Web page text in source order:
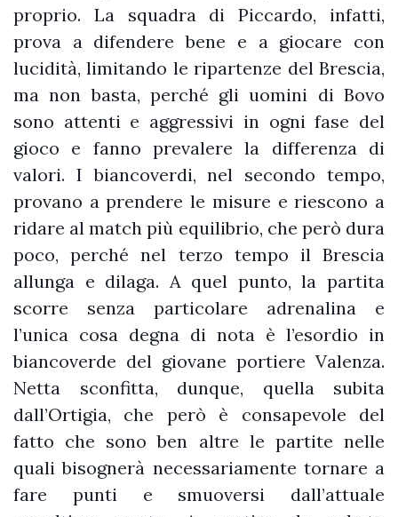
proprio. La squadra di Piccardo, infatti,
prova a difendere bene e a giocare con
lucidità, limitando le ripartenze del Brescia,
ma non basta, perché gli uomini di Bovo
sono attenti e aggressivi in ogni fase del
gioco e fanno prevalere la differenza di
valori. I biancoverdi, nel secondo tempo,
provano a prendere le misure e riescono a
ridare al match più equilibrio, che però dura
poco, perché nel terzo tempo il Brescia
allunga e dilaga. A quel punto, la partita
scorre senza particolare adrenalina e
l’unica cosa degna di nota è l’esordio in
biancoverde del giovane portiere Valenza.
Netta sconfitta, dunque, quella subita
dall’Ortigia, che però è consapevole del
fatto che sono ben altre le partite nelle
quali bisognerà necessariamente tornare a
fare punti e smuoversi dall’attuale